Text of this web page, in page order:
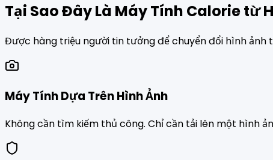
Tại Sao Đây Là Máy Tính Calorie từ
Được hàng triệu người tin tưởng để chuyển đổi hình
Máy Tính Dựa Trên Hình Ảnh
Không cần tìm kiếm thủ công. Chỉ cần tải lên một hình